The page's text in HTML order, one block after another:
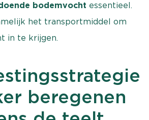
bodemvocht essentieel.
het transportmiddel om
in te krijgen.
beregenen